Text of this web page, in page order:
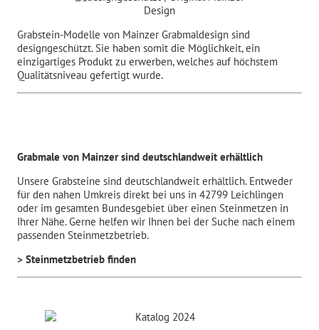
Grabstein-Modelle von Mainzer Grabmaldesign sind
designgeschützt. Sie haben somit die Möglichkeit, ein
einzigartiges Produkt zu erwerben, welches auf höchstem
Qualitätsniveau gefertigt wurde.
Grabmale von Mainzer sind deutschlandweit erhältlich
Unsere Grabsteine sind deutschlandweit erhältlich. Entweder
für den nahen Umkreis direkt bei uns in 42799 Leichlingen
oder im gesamten Bundesgebiet über einen Steinmetzen in
Ihrer Nähe. Gerne helfen wir Ihnen bei der Suche nach einem
passenden Steinmetzbetrieb.
> Steinmetzbetrieb finden